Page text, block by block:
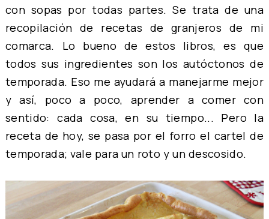
con sopas por todas partes. Se trata de una
recopilación de recetas de granjeros de mi
comarca. Lo bueno de estos libros, es que
todos sus ingredientes son los autóctonos de
temporada. Eso me ayudará a manejarme mejor
y así, poco a poco, aprender a comer con
sentido: cada cosa, en su tiempo... Pero la
receta de hoy, se pasa por el forro el cartel de
temporada; vale para un roto y un descosido.